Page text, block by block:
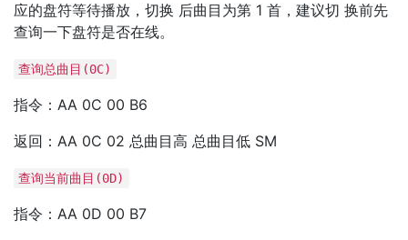
应的盘符等待播放，切换 后曲目为第 1 首，建议切 换前先
查询一下盘符是否在线。
查询总曲目(0C)
指令：AA 0C 00 B6
返回：AA 0C 02 总曲目高 总曲目低 SM
查询当前曲目(0D)
指令：AA 0D 00 B7